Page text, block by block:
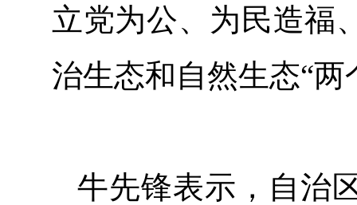
立党为公、为民造福
治生态和自然生态“两
牛先锋表示，自治